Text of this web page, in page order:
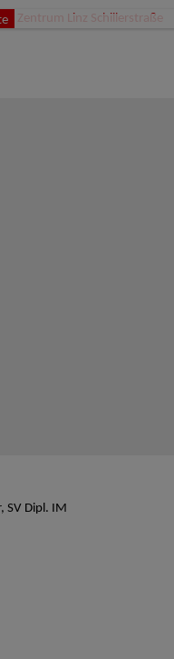
SV Dipl. IM